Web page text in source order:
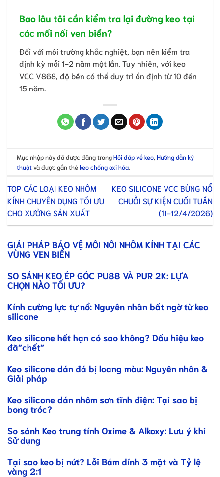
Bao lâu tôi cần kiểm tra lại đường keo tại
các mối nối ven biển?
Đối với môi trường khắc nghiệt, bạn nên kiểm tra
định kỳ mỗi 1-2 năm một lần. Tuy nhiên, với keo
VCC V868, độ bền có thể duy trì ổn định từ 10 đến
15 năm.
Mục nhập này đã được đăng trongHỏi đáp về keo ,Hướng dẫn kỹ
thuậtvà được gắn thẻkeo chống oxi hóa
TOP CÁC LOẠI KEO NHÔM
KÍNH CHUYÊN DỤNG TỐI ƯU
CHO XƯỞNG SẢN XUẤT
KEO SILICONE VCC BÙNG NỔ
CHUỖI SỰ KIỆN CUỐI TUẦN
(11-12/4/2026)
GIẢI PHÁP BẢO VỆ MỐI NỐI NHÔM KÍNH TẠI CÁC
VÙNG VEN BIỂN
SO SÁNH KEO ÉP GÓC PU88 VÀ PUR 2K: LỰA
CHỌN NÀO TỐI ƯU?
Kính cường lực tự nổ: Nguyên nhân bất ngờ từ keo
silicone
Keo silicone hết hạn có sao không? Dấu hiệu keo
đã”chết”
Keo silicone dán đá bị loang màu: Nguyên nhân &
Giải pháp
Keo silicone dán nhôm sơn tĩnh điện: Tại sao bị
bong tróc?
So sánh Keo trung tính Oxime & Alkoxy: Lưu ý khi
Sử dụng
Tại sao keo bị nứt? Lỗi Bám dính 3 mặt và Tỷ lệ
vàng 2:1